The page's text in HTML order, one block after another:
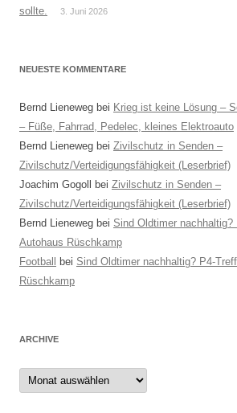
sollte.
3. Juni 2026
NEUESTE KOMMENTARE
Bernd Lieneweg bei Krieg ist keine Lösung –
– Füße, Fahrrad, Pedelec, kleines Elektroauto
Bernd Lieneweg bei Zivilschutz in Senden –
Zivilschutz/Verteidigungsfähigkeit (Leserbrief)
Joachim Gogoll
bei Zivilschutz in Senden –
Zivilschutz/Verteidigungsfähigkeit (Leserbrief)
Bernd Lieneweg bei Sind Oldtimer nachhaltig?
Autohaus Rüschkamp
Football
bei Sind Oldtimer nachhaltig? P4-
Rüschkamp
ARCHIVE
Archive